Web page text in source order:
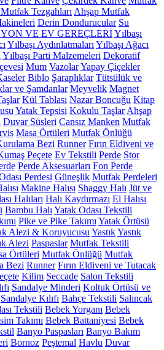
Tezgahları Ahşap Mutfak
Derin Dondurucular Su
VE EV GEREÇLERİYılbaşı
Yılbaşı Aydınlatmaları Yılbaşı Ağacı
Yılbaşı Parti Malzemeleri Dekoratif
Mum VazolarYapay Çiçekler
Biblo Şaraplıklar Tütsülük ve
ve Şamdanlar Meyvelik Magnet
Kül Tablası Nazar Boncuğu Kitap
Yatak Tepsisi Kokulu Taşlar Ahşap
Duvar Süsleri Cansız Manken Mutfak
Masa Örtüleri Mutfak Önlüğü
Bezi Runner Fırın Eldiveni ve
Peçete Ev Tekstili Perde Stor
Perde Aksesuarları Fon Perde
Perdesi Güneşlik Mutfak Perdeleri
Makine Halısı Shaggy Halı Jüt ve
Halıları Halı Kaydırmazı El Halısı
Bambu Halı Yatak Odası Tekstili
Pike ve Pike Takımı Yatak Örtüsü
Alezi & Koruyucusu YastıkYastık
Alezi Paspaslar Mutfak Tekstili
Örtüleri Mutfak Önlüğü Mutfak
Bezi Runner Fırın Eldiveni ve Tutacak
Kilim Seccade Salon Tekstili
Sandalye Minderi Koltuk Örtüsü ve
Sandalye Kılıfı Bahçe Tekstili Salıncak
Tekstili Bebek Yorganı Bebek
Takımı Bebek Battaniyesi Bebek
Banyo Paspasları Banyo Bakım
Bornoz Peştemal Havlu Duvar